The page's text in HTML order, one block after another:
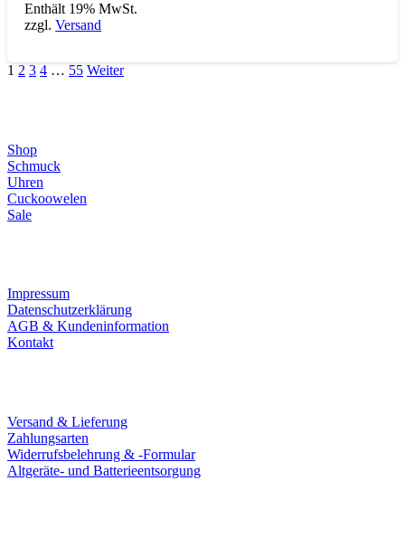
Enthält 19% MwSt.
zzgl.Versand
1 2 3 4 … 55 Weiter
Shop
Schmuck
Uhren
Cuckoowelen
Sale
Impressum
Datenschutzerklärung
AGB & Kundeninformation
Kontakt
Versand & Lieferung
Zahlungsarten
Widerrufsbelehrung & -Formular
Altgeräte- und Batterieentsorgung